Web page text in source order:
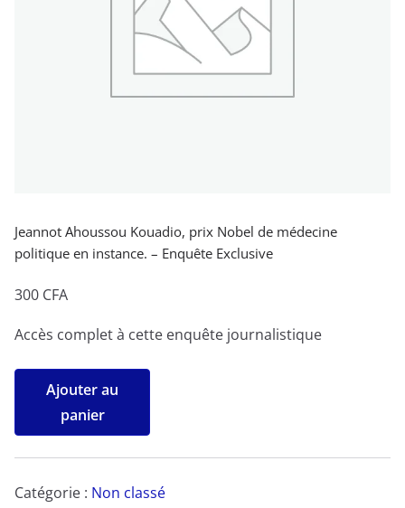
Jeannot Ahoussou Kouadio, prix Nobel de médecine
politique en instance. – Enquête Exclusive
300 CFA
Accès complet à cette enquête journalistique
quantité
Jeannot
Ahoussou
Kouadio,
Ajouter au
panier
Catégorie : Non classé